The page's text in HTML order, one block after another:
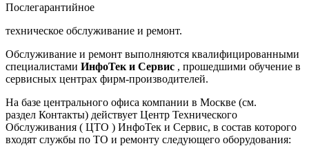
Послегарантийное
техническое обслуживание и ремонт.
Обслуживание и ремонт выполняются квалифицированными
специалистами ИнфоТек и Сервис , прошедшими обучение в
сервисных центрах фирм-производителей.
На базе центрального офиса компании в Москве (см.
раздел Контакты) действует Центр Технического
Обслуживания ( ЦТО ) ИнфоТек и Сервис, в состав которого
входят службы по ТО и ремонту следующего оборудования: